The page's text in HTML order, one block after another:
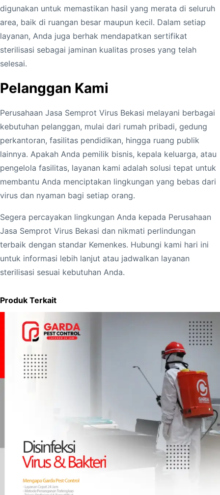
digunakan untuk memastikan hasil yang merata di seluruh
area, baik di ruangan besar maupun kecil. Dalam setiap
layanan, Anda juga berhak mendapatkan sertifikat
sterilisasi sebagai jaminan kualitas proses yang telah
selesai.
Pelanggan Kami
Perusahaan Jasa Semprot Virus Bekasi melayani berbagai
kebutuhan pelanggan, mulai dari rumah pribadi, gedung
perkantoran, fasilitas pendidikan, hingga ruang publik
lainnya. Apakah Anda pemilik bisnis, kepala keluarga, atau
pengelola fasilitas, layanan kami adalah solusi tepat untuk
membantu Anda menciptakan lingkungan yang bebas dari
virus dan nyaman bagi setiap orang.
Segera percayakan lingkungan Anda kepada Perusahaan
Jasa Semprot Virus Bekasi dan nikmati perlindungan
terbaik dengan standar Kemenkes. Hubungi kami hari ini
untuk informasi lebih lanjut atau jadwalkan layanan
sterilisasi sesuai kebutuhan Anda.
Produk Terkait